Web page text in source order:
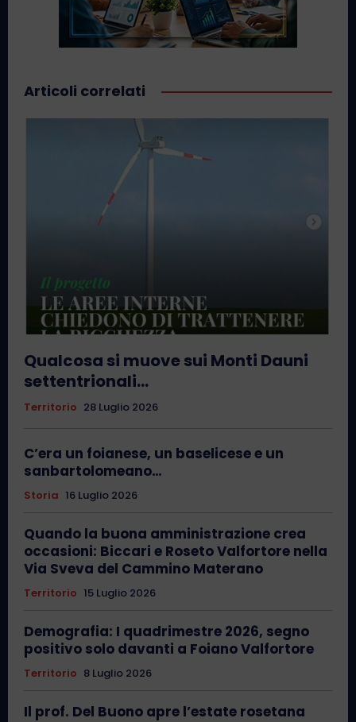
Articoli correlati
Qualcosa si muove sui Monti Dauni
settentrionali…
Territorio 28 Luglio 2026
C’era un foianese, un baselicese e un
sanbartolomeano…
Storia 16 Luglio 2026
Quando la buona amministrazione crea
occasioni: Biccari e Roseto Valfortore nella
Via Sveva del Cammino Materano
Territorio 15 Luglio 2026
Demografia: I quadrimestre 2026, segno
positivo solo davanti a Foiano Valfortore
Territorio 8 Luglio 2026
Il prof. Del Buono apre l’estate rosetana